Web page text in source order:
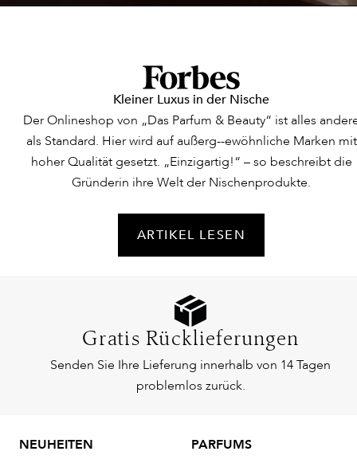
Kleiner Luxus in der Nische
Der Onlineshop von „Das Parfum & Beauty“ ist alles
als Standard. Hier wird auf außerg--ewöhnliche Marken mit
hoher Qualität gesetzt. „Einzigartig!“ – so beschreibt die
Gründerin ihre Welt der Nischenprodukte.
ARTIKEL LESEN
Gratis Rücklieferungen
Senden Sie Ihre Lieferung innerhalb von 14 Tagen
problemlos zurück.
NEUHEITEN
PARFUMS